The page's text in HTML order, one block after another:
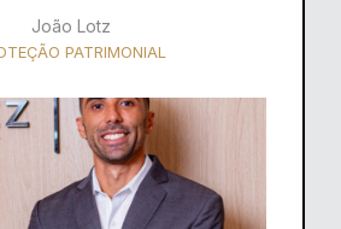
João Lotz
PATRIMONIAL